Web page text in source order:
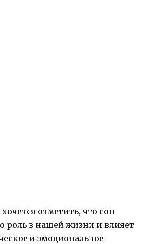
отметить, что сон
роль в нашей жизни и влияет
и эмоциональное